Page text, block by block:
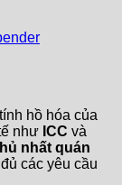
hồ hóa của
như ICC và
nhất quán
các yêu cầu